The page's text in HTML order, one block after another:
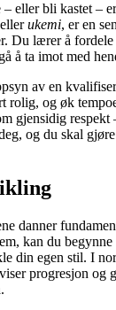
eller bli kastet –
ukemi, er en
Du lærer å
å ta imot med
av en
rolig, og øk
gjensidig respekt
og du skal
danner
kan du
din egen stil. I
progresjon og